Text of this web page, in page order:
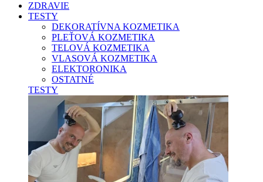
ZDRAVIE
TESTY
DEKORATÍVNA KOZMETIKA
PLEŤOVÁ KOZMETIKA
TELOVÁ KOZMETIKA
VLASOVÁ KOZMETIKA
ELEKTORONIKA
OSTATNÉ
TESTY